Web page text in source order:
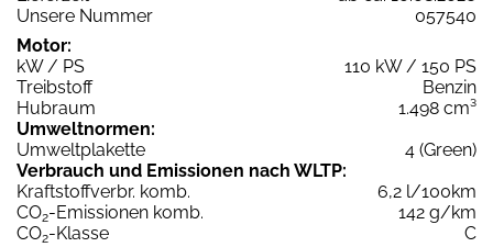
Unsere Nummer
057540
Motor:
kW / PS
110 kW / 150 PS
Treibstoff
Benzin
Hubraum
1.498 cm³
Umweltnormen:
Umweltplakette
4 (Green)
Verbrauch und Emissionen nach WLTP:
Kraftstoffverbr. komb.
6,2 l/100km
CO2-Emissionen komb.
142 g/km
CO2-Klasse
C